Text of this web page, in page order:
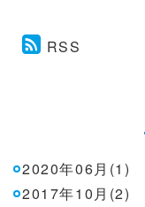
RSS
2020年06月(1)
2017年10月(2)